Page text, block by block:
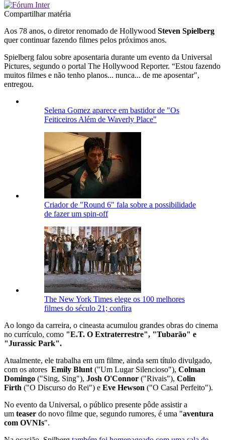
Compartilhar matéria
Aos 78 anos, o diretor renomado de Hollywood Steven Spielberg
quer continuar fazendo filmes pelos próximos anos.
Spielberg falou sobre aposentaria durante um evento da Universal
Pictures, segundo o portal The Hollywood Reporter. “Estou fazendo
muitos filmes e não tenho planos... nunca... de me aposentar",
entregou.
Selena Gomez aparece em bastidor de "Os
Feiticeiros Além de Waverly Place"
Criador de "Round 6" fala sobre a possibilidade
de fazer um spin-off
The New York Times elege os 100 melhores
filmes do século 21; confira
Ao longo da carreira, o cineasta acumulou grandes obras do cinema
no currículo, como "E.T. O Extraterrestre", "Tubarão" e
"Jurassic Park".
Atualmente, ele trabalha em um filme, ainda sem título divulgado,
com os atores Emily Blunt ("Um Lugar Silencioso"), Colman
Domingo ("Sing, Sing"), Josh O'Connor ("Rivais"), Colin
Firth ("O Discurso do Rei") e Eve Hewson ("O Casal Perfeito").
No evento da Universal, o público presente pôde assistir a
um teaser do novo filme que, segundo rumores, é uma "aventura
com OVNIs".